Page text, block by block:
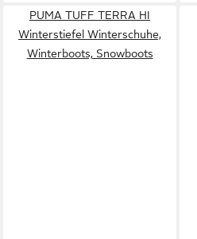
PUMA TUFF TERRA HI
Winterstiefel Winterschuhe,
Winterboots, Snowboots